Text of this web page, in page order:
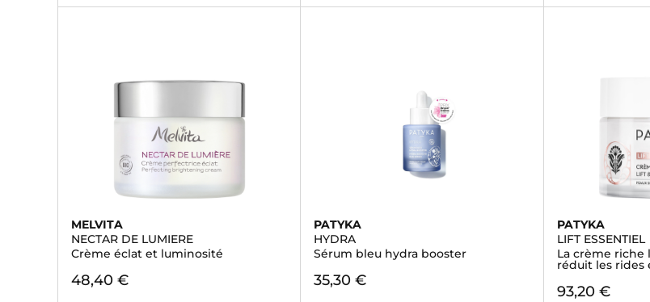
MELVITA
NECTAR DE LUMIERE
Crème éclat et luminosité
48,40 €
PATYKA
HYDRA
Sérum bleu hydra booster
35,30 €
PATYKA
LIFT ESSENTIEL
La crème
réduit les rides
93,20 €